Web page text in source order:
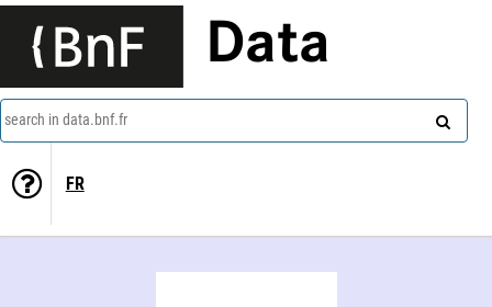
Data
search in data.bnf.fr
FR